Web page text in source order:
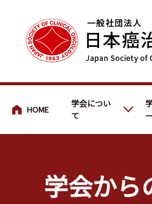
会員・医療関係の
学会につい
て
ー
学会から